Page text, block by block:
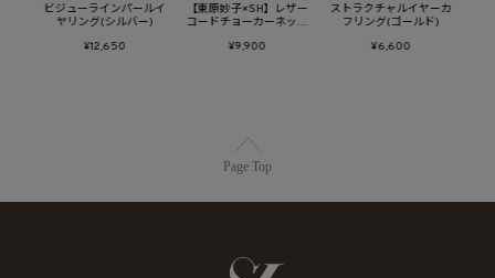
ビジューラインパールイ
ヤリング(シルバー)
¥12,650
【東原妙子×SH】レザー
コードチョーカーネック
¥9,900
ストラクチャルイヤーカ
フリング(ゴールド)
¥6,600
Page Top